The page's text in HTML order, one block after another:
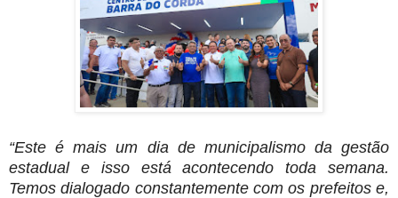
“Este é mais um dia de municipalismo da gestão
estadual e isso está acontecendo toda semana.
Temos dialogado constantemente com os prefeitos e,